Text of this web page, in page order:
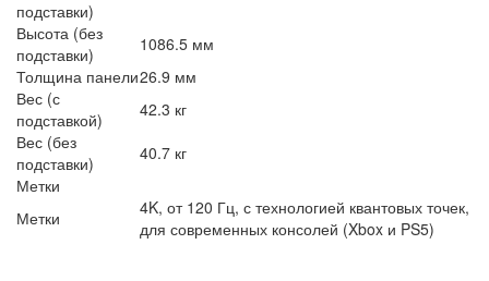
подставки)
Высота (без
подставки)
1086.5 мм
Толщина панели26.9 мм
Вес (с
подставкой)
42.3 кг
Вес (без
подставки)
40.7 кг
Метки
Метки
4K, от 120 Гц, с технологией квантовых точек,
для современных консолей (Xbox и PS5)